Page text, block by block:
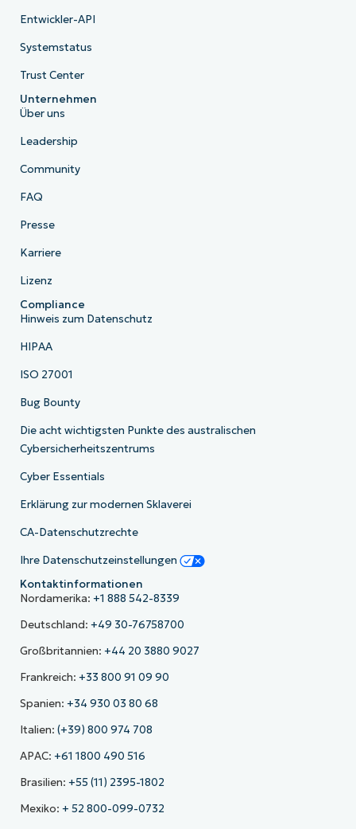
Entwickler-API
Systemstatus
Trust Center
Unternehmen
Über uns
Leadership
Community
FAQ
Presse
Karriere
Lizenz
Compliance
Hinweis zum Datenschutz
HIPAA
ISO 27001
Bug Bounty
Die acht wichtigsten Punkte des australischen
Cybersicherheitszentrums
Cyber Essentials
Erklärung zur modernen Sklaverei
CA-Datenschutzrechte
Ihre Datenschutzeinstellungen
Kontaktinformationen
Nordamerika: +1 888 542-8339
Deutschland: +49 30-76758700
Großbritannien: +44 20 3880 9027
Frankreich: +33 800 91 09 90
Spanien: +34 930 03 80 68
Italien: (+39) 800 974 708
APAC: +61 1800 490 516
Brasilien: +55 (11) 2395-1802
Mexiko: + 52 800-099-0732